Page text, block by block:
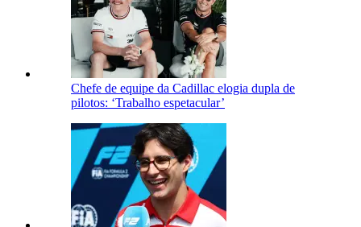
Chefe de equipe da Cadillac elogia dupla de
pilotos: ‘Trabalho espetacular’